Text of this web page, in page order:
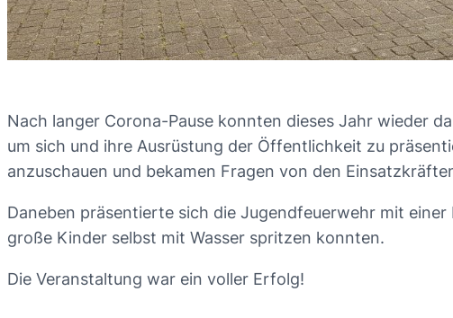
Nach langer Corona-Pause konnten dieses Jahr wieder
um sich und ihre Ausrüstung der Öffentlichkeit zu
anzuschauen und bekamen Fragen von den
Daneben präsentierte sich die Jugendfeuerwehr mit
große Kinder selbst mit Wasser spritzen konnten.
Die Veranstaltung war ein voller Erfolg!